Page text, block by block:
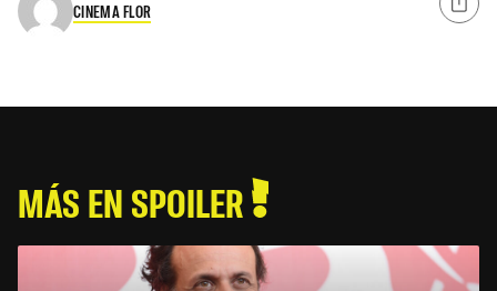
CINEMA FLOR
MÁS EN SPOILER